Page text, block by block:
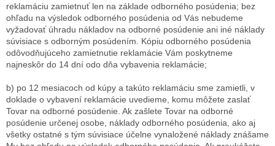
reklamáciu zamietnuť len na základe odborného posúdenia; bez
ohľadu na výsledok odborného posúdenia od Vás nebudeme
vyžadovať úhradu nákladov na odborné posúdenie ani iné náklady
súvisiace s odborným posúdením. Kópiu odborného posúdenia
odôvodňujúceho zamietnutie reklamácie Vám poskytneme
najneskôr do 14 dní odo dňa vybavenia reklamácie;
b) po 12 mesiacoch od kúpy a takúto reklamáciu sme zamietli, v
doklade o vybavení reklamácie uvedieme, komu môžete zaslať
Tovar na odborné posúdenie. Ak zašlete Tovar na odborné
posúdenie určenej osobe, náklady odborného posúdenia, ako aj
všetky ostatné s tým súvisiace účelne vynaložené náklady znášame